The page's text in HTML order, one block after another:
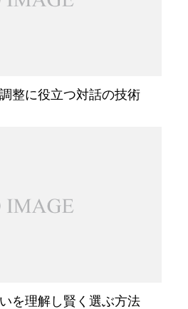
整に役立つ対話の技術
を理解し賢く選ぶ方法